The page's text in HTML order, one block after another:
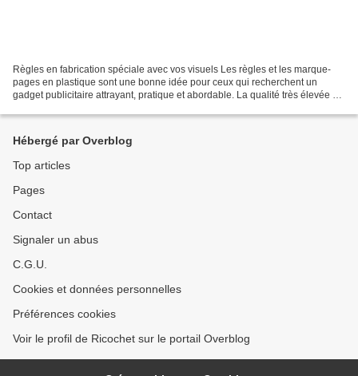
Règles en fabrication spéciale avec vos visuels Les règles et les marque-
pages en plastique sont une bonne idée pour ceux qui recherchent un
gadget publicitaire attrayant, pratique et abordable. La qualité très élevée est
Hébergé par Overblog
Top articles
Pages
Contact
Signaler un abus
C.G.U.
Cookies et données personnelles
Préférences cookies
Voir le profil de Ricochet sur le portail Overblog